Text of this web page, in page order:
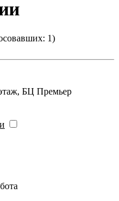
1)
Тимирязевская, 1 - 1, 2 этаж, БЦ Премьер